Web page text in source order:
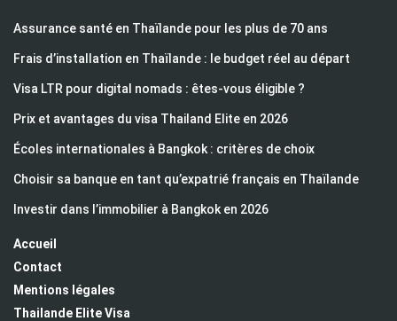
Assurance santé en Thaïlande pour les plus de 70 ans
Frais d’installation en Thaïlande : le budget réel au départ
Visa LTR pour digital nomads : êtes-vous éligible ?
Prix et avantages du visa Thailand Elite en 2026
Écoles internationales à Bangkok : critères de choix
Choisir sa banque en tant qu’expatrié français en Thaïlande
Investir dans l’immobilier à Bangkok en 2026
Accueil
Contact
Mentions légales
Thailande Elite Visa